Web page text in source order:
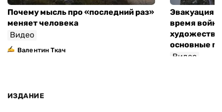
Почему мысль про «последний раз»
меняет человека
Видео
Валентин Ткач
Эвакуация
время
основные
Видео
ИЗДАНИЕ